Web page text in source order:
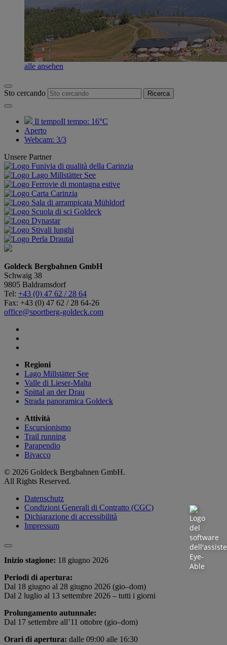
alle ansehen
Sto cercando Ricerca
Il tempoIl tempo: 16°C
Aperto
Webcam: 3/3
Unsere Partner
Goldeck Bergbahnen GmbH
Schwaig 38
9805 Baldramsdorf
Tel: +43 (0) 47 62 / 28 64
Fax: +43 (0) 47 62 / 28 64-26
office@sportberg-goldeck.com
Regioni
Lago Millstätter See
Valle di Lieser-Malta
Spittal an der Drau
Strada panoramica Goldeck
Attività
Escursionismo
Trail running
Parapendio
Bivacco
© 2026 Goldeck Bergbahnen GmbH.
All Rights Reserved.
Datenschutz
Condizioni Generali di Contratto (CGC)
Dichiarazione di accessibilità
Impressum
Inizio stagione: 18 giugno 2026
Periodi di apertura:
Dal 18 giugno al 28 giugno 2026 (gio–dom)
Dal 2 luglio al 13 settembre 2026 – tutti i giorni
Prolungamento autunnale:
Dal 17 settembre all’11 ottobre (gio–dom)
Orari di apertura: dalle 09:00 alle 16:30